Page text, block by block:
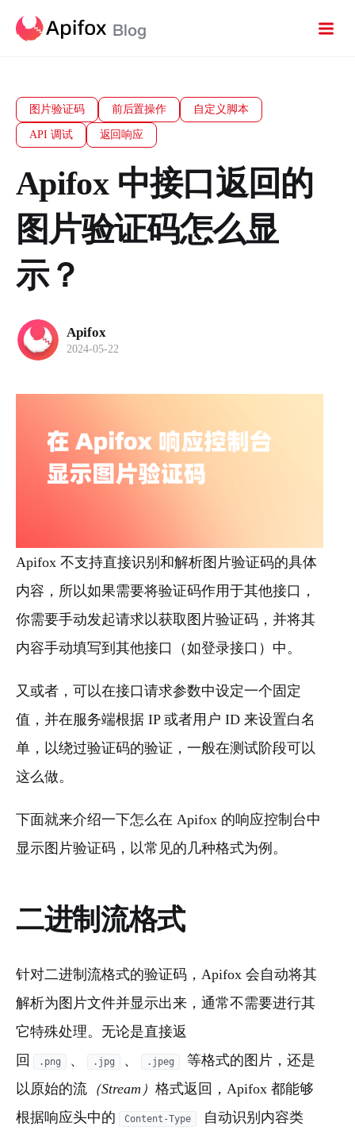
图片验证码 前后置操作 自定义脚本
API 调试 返回响应
Apifox 中接口返回的
图片验证码怎么显
示？
Apifox
2024-05-22
Apifox 不支持直接识别和解析图片验证码的具体
内容，所以如果需要将验证码作用于其他接口，
你需要手动发起请求以获取图片验证码，并将其
内容手动填写到其他接口（如登录接口）中。
又或者，可以在接口请求参数中设定一个固定
值，并在服务端根据 IP 或者用户 ID 来设置白名
单，以绕过验证码的验证，一般在测试阶段可以
这么做。
下面就来介绍一下怎么在 Apifox 的响应控制台中
显示图片验证码，以常见的几种格式为例。
二进制流格式
针对二进制流格式的验证码，Apifox 会自动将其
解析为图片文件并显示出来，通常不需要进行其
它特殊处理。无论是直接返
回
.png 、 .jpg 、 .jpeg
等格式的图片，还是
以原始的流 （Stream） 格式返回，Apifox 都能够
根据响应头中的
Content-Type
自动识别内容类